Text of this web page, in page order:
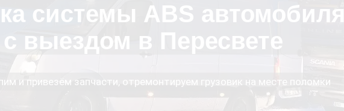
системы ABS автомобиля
выездом в Пересвете
и привезём запчасти, отремонтируем грузовик на месте поломки